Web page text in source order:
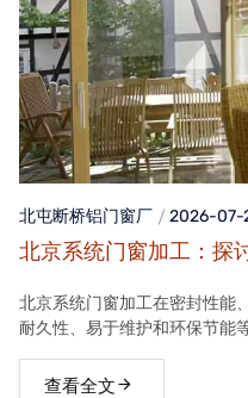
北屯断桥铝门窗厂 2026-07-
北京系统门窗加工：探
北京系统门窗加工在密封性能
耐久性、易于维护和环保节能
位。查看全文